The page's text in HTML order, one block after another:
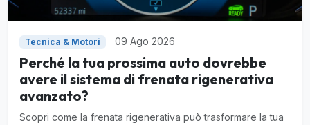
Tecnica & Motori 09 Ago 2026
Perché la tua prossima auto dovrebbe
avere il sistema di frenata rigenerativa
avanzato?
Scopri come la frenata rigenerativa può trasformare la tua